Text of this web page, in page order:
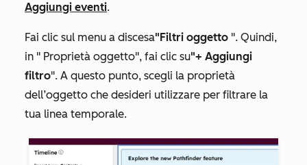
Aggiungi eventi.
Fai clic sul menu a discesa"Filtri oggetto ". Quindi,
in " Proprietà oggetto", fai clic su"+ Aggiungi
filtro". A questo punto, scegli la proprietà
dell’oggetto che desideri utilizzare per filtrare la
tua linea temporale.